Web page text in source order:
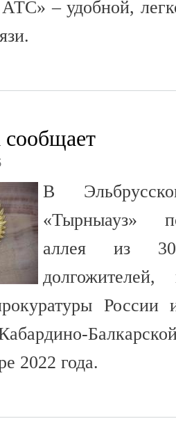
– удобной,
сообщает
В
«Тырныауз»
аллея из 30
России
2022 года.